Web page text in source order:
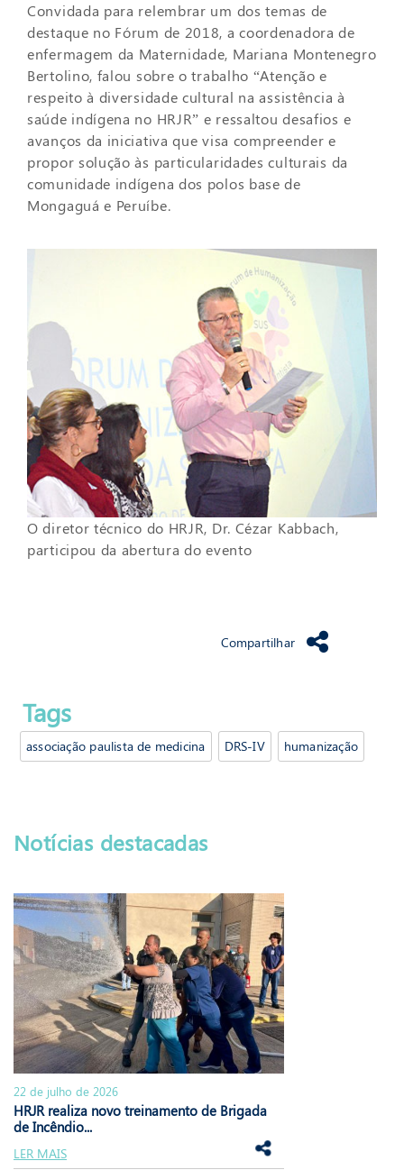
Tags
associação paulista de medicina DRS-IV humanização
Convidada para relembrar um dos temas de
destaque no Fórum de 2018, a coordenadora de
enfermagem da Maternidade, Mariana Montenegro
Bertolino, falou sobre o trabalho “Atenção e
respeito à diversidade cultural na assistência à
saúde indígena no HRJR” e ressaltou desafios e
avanços da iniciativa que visa compreender e
propor solução às particularidades culturais da
comunidade indígena dos polos base de
Mongaguá e Peruíbe.
O diretor técnico do HRJR, Dr. Cézar Kabbach,
participou da abertura do evento
Compartilhar
Notícias destacadas
22 de julho de 2026
HRJR realiza novo treinamento de Brigada
de Incêndio...
LER MAIS